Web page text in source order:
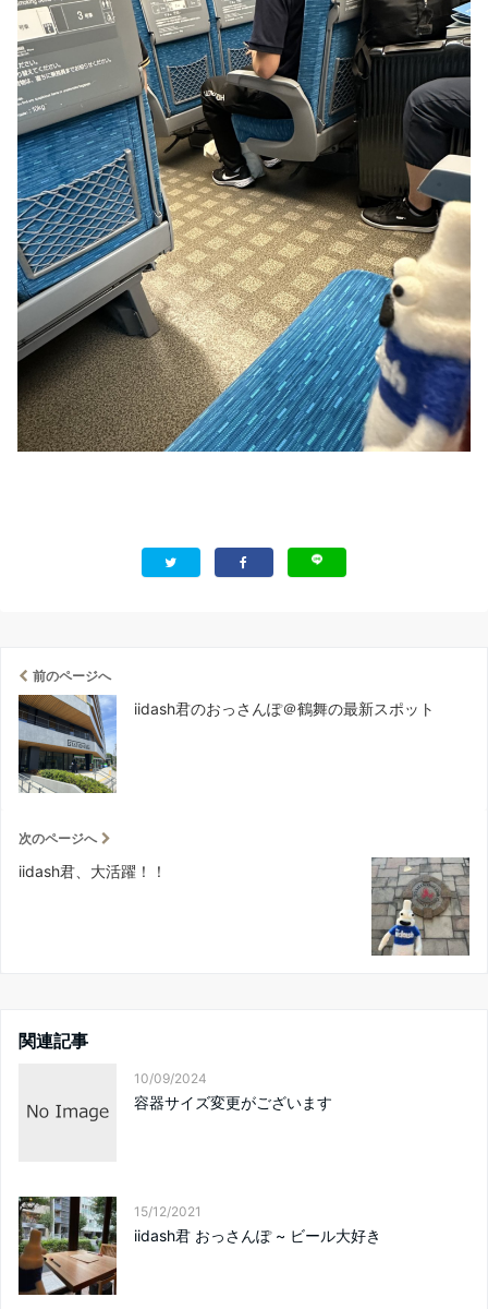
前のページへ
iidash君のおっさんぽ＠鶴舞の最新スポット
次のページへ
iidash君、大活躍！！
関連記事
10/09/2024
容器サイズ変更がございます
15/12/2021
iidash君 おっさんぽ ~ ビール大好き